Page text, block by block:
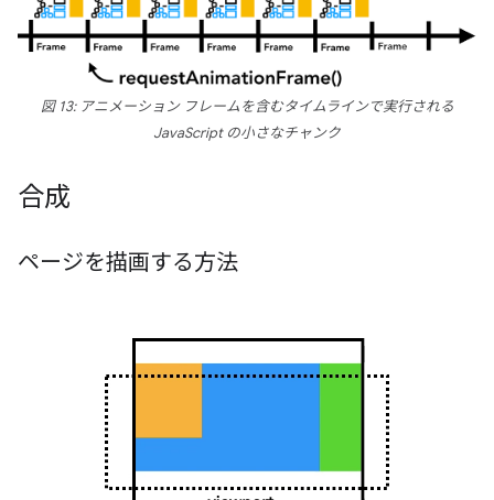
図 13: アニメーション フレームを含むタイムラインで実行される
JavaScript の小さなチャンク
合成
ページを描画する方法